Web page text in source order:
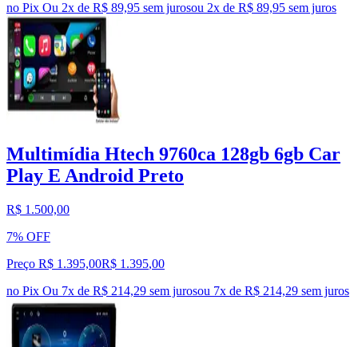
no Pix Ou 2x de R$ 89,95 sem jurosou 2x de R$ 89,95 sem juros
Multimídia Htech 9760ca 128gb 6gb Car
Play E Android Preto
R$ 1.500,00
7% OFF
Preço R$ 1.395,00R$ 1.395,00
no Pix Ou 7x de R$ 214,29 sem jurosou 7x de R$ 214,29 sem juros